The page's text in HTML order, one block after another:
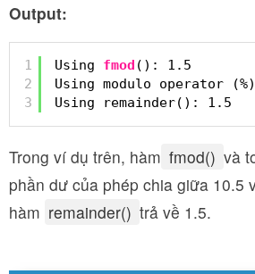
Output:
1
2
3
Using fmod (): 1.5
Using modulo operator
Using remainder(): 1.5
Trong ví dụ trên, hàm fmod() và
phần dư của phép chia giữa 10.5
hàm remainder() trả về 1.5.